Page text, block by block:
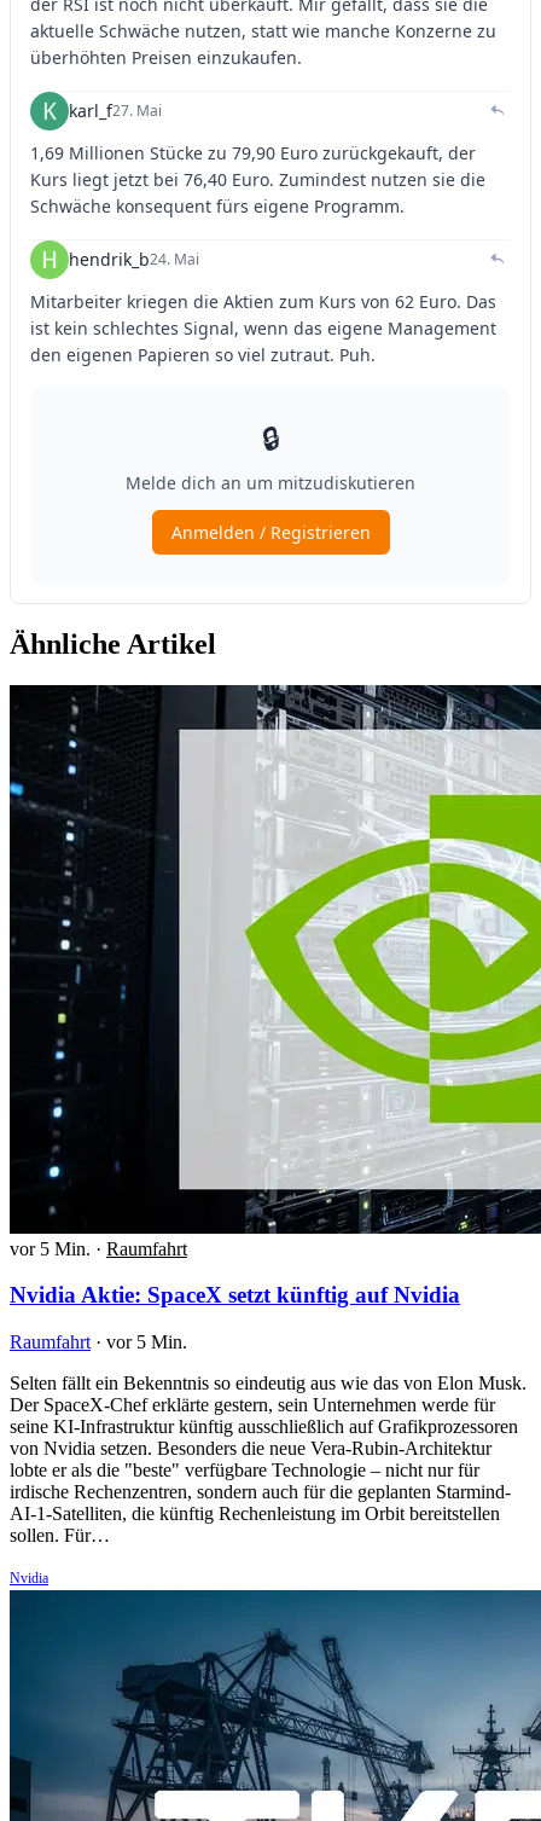
Ähnliche Artikel
vor 5 Min. · Raumfahrt
Nvidia Aktie: SpaceX setzt künftig auf Nvidia
Raumfahrt · vor 5 Min.
Selten fällt ein Bekenntnis so eindeutig aus wie das von Elon Musk.
Der SpaceX-Chef erklärte gestern, sein Unternehmen werde für
seine KI-Infrastruktur künftig ausschließlich auf Grafikprozessoren
von Nvidia setzen. Besonders die neue Vera-Rubin-Architektur
lobte er als die "beste" verfügbare Technologie – nicht nur für
irdische Rechenzentren, sondern auch für die geplanten Starmind-
AI-1-Satelliten, die künftig Rechenleistung im Orbit bereitstellen
sollen. Für…
Nvidia